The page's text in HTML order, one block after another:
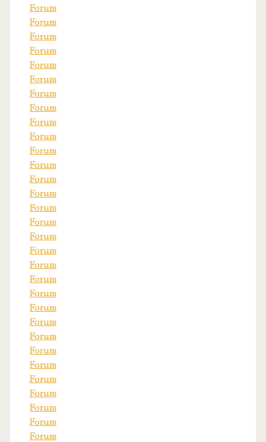
Forum
Forum
Forum
Forum
Forum
Forum
Forum
Forum
Forum
Forum
Forum
Forum
Forum
Forum
Forum
Forum
Forum
Forum
Forum
Forum
Forum
Forum
Forum
Forum
Forum
Forum
Forum
Forum
Forum
Forum
Forum